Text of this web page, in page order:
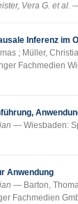
Vera G. et al.
Inferenz im
; Müller,
Fachmedien
Wiesbaden:
Anwendung
Barton,
Fachmedien